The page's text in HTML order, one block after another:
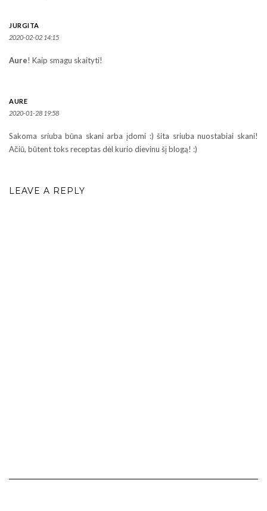
JURGITA
2020-02-02 14:15
Aure! Kaip smagu skaityti!
AURE
2020-01-28 19:58
Sakoma sriuba būna skani arba įdomi :) šita sriuba nuostabiai skani!
Ačiū, būtent toks receptas dėl kurio dievinu šį blogą! :)
LEAVE A REPLY